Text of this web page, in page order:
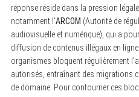
réponse réside dans la pression
notamment l’ARCOM (Autorité de
audiovisuelle et numérique), qui a
diffusion de contenus illégaux en
organismes bloquent régulièrement
autorisés, entraînant des migrations
de domaine. Pour contourner ces